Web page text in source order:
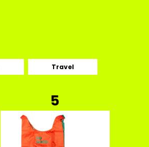
Travel